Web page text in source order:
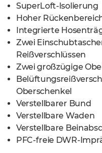
SuperLoft-Isolierung
Hoher
Integrierte
Zwei
Reißverschlüssen
Zwei großzügige
Oberschenkel
Verstellbarer Bund
Verstellbare Waden
Verstellbare
PFC-freie DWR-